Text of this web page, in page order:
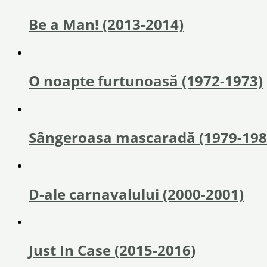
Be a Man! (2013-2014)
O noapte furtunoasă (1972-1973)
Sângeroasa mascaradă (1979-
D-ale carnavalului (2000-2001)
Just In Case (2015-2016)